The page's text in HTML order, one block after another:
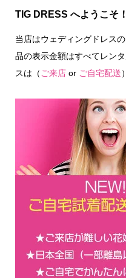
TIG DRESS へようこそ！
当店はウェディングドレス
品の表示金額はすべてレン
スは（ ご来店or ご自宅配送